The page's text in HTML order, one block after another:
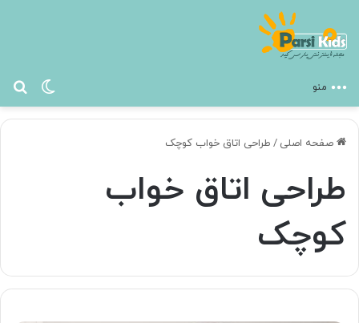
منو
صفحه اصلی / طراحی اتاق خواب کوچک
طراحی اتاق خواب
کوچک